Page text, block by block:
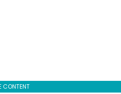
CONTENT